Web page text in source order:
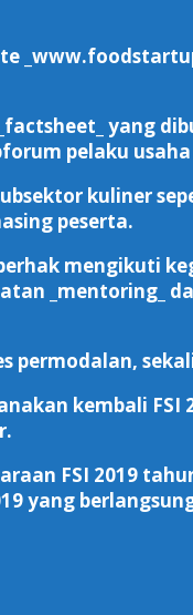
yang
pelaku
kuliner
peserta.
mengikuti
_mentoring_
permodalan,
kembali FSI
FSI 2019
yang